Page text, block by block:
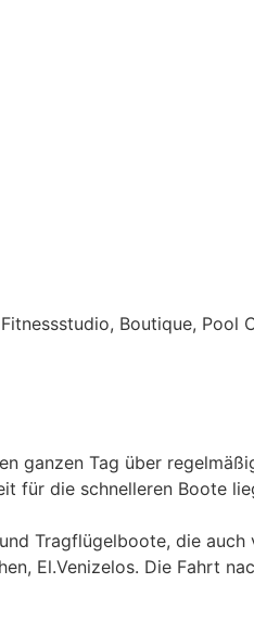
Boutique, Pool
ganzen Tag über
für die schnelleren Boote
Tragflügelboote, die
El.Venizelos. Die Fahrt